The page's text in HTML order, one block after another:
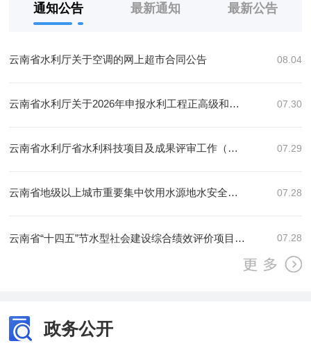
通知公告 最新通知 最新公告
云南省水利厅关于空调的网上超市合同公告 08.04
云南省水利厅关于2026年申报水利工程正高级和高级专业技术职称拟上会评审人员名单的公示 07.30
云南省水利厅省水利科技项目及成果评审工作（二次）成交结果公告 07.29
云南省地级以上城市重要集中饮用水源地水安全风险源遥感调查技术辅助项目合同公告 07.28
云南省“十四五”节水型社会建设综合绩效评价项目合同公告 07.28
政务公开